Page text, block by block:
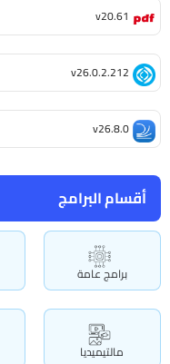
أقسام البرامج
برامج عامة
مالتيميديا
v20.61
v26.0.2.212
v26.8.0